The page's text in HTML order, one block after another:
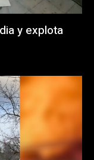
y explota